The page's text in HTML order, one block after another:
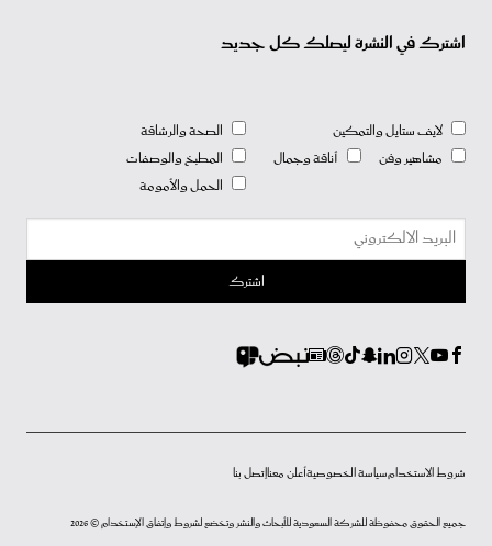
اشترك في النشرة ليصلك كل جديد
لايف ستايل والتمكين
مشاهير وفن
أناقة وجمال
الصحة والرشاقة
المطبخ والوصفات
الحمل والأمومة
شروط الاستخدامسياسة الخصوصيةأعلن معناإتصل بنا
جميع الحقوق محفوظة للشركة السعودية للأبحاث والنشر وتخضع لشروط وإتفاق الإستخدام © 2026